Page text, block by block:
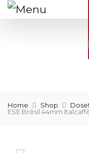
Home Shop
ESE Brésil 44mm